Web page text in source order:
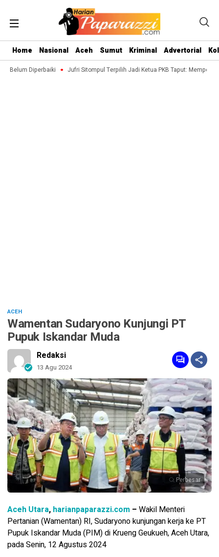
Home Nasional Aceh Sumut Kriminal Advertorial
Diperbaiki Jufri Sitompul Terpilih Jadi Ketua PKB Taput: Memperkuat
ACEH
Wamentan Sudaryono Kunjungi PT
Pupuk Iskandar Muda
Redaksi
13 Agu 2024
Perbesar
Aceh Utara, harianpaparazzi.com – Wakil Menteri
Pertanian (Wamentan) RI, Sudaryono kunjungan kerja ke PT
Pupuk Iskandar Muda (PIM) di Krueng Geukueh, Aceh Utara,
pada Senin, 12 Agustus 2024